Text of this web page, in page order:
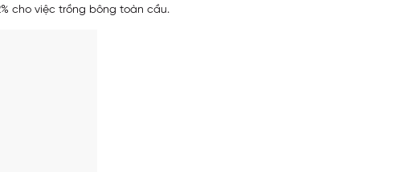
cho việc trồng bông toàn cầu.